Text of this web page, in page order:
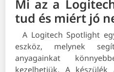
Mi az a
tud és miért jó
A Logitech Spotlight
eszköz, melynek
anyagainkat
kezelhetjük. A készülék